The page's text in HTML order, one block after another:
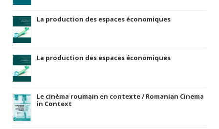
La production des espaces économiques
La production des espaces économiques
Le cinéma roumain en contexte / Romanian Cinema
in Context